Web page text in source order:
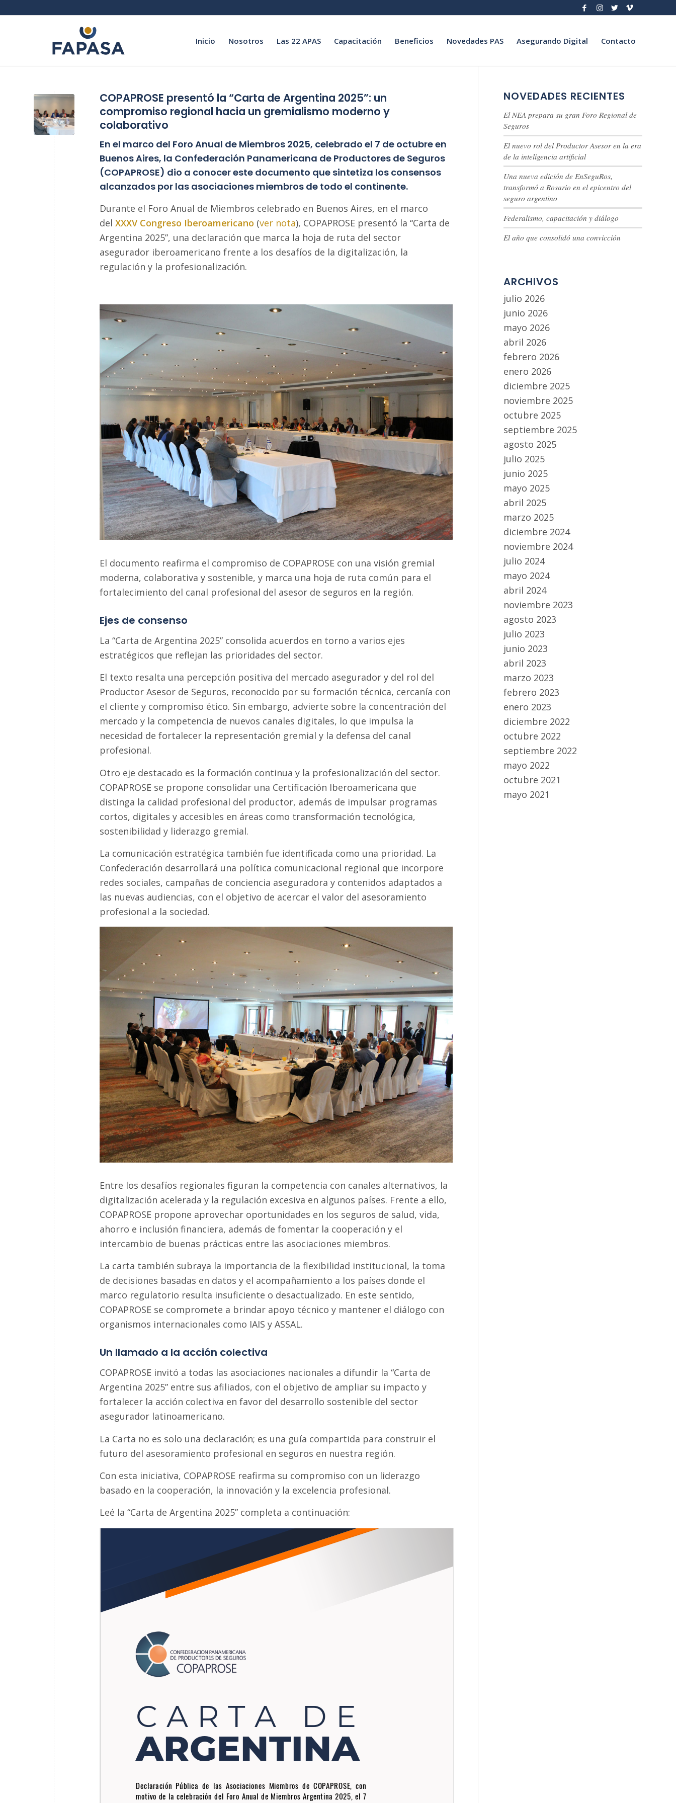
Inicio Nosotros Las 22 APAS Capacitación Beneficios Novedades PAS Asegurando Digital Contacto
COPAPROSE presentó la “Carta de Argentina 2025”: un
compromiso regional hacia un gremialismo moderno y
colaborativo
En el marco del Foro Anual de Miembros 2025, celebrado el 7 de octubre en
Buenos Aires, la Confederación Panamericana de Productores de Seguros
(COPAPROSE) dio a conocer este documento que sintetiza los consensos
alcanzados por las asociaciones miembros de todo el continente.
Durante el Foro Anual de Miembros celebrado en Buenos Aires, en el marco
del XXXV Congreso Iberoamericano (ver nota), COPAPROSE presentó la “Carta de
Argentina 2025”, una declaración que marca la hoja de ruta del sector
asegurador iberoamericano frente a los desafíos de la digitalización, la
regulación y la profesionalización.
El documento reafirma el compromiso de COPAPROSE con una visión gremial
moderna, colaborativa y sostenible, y marca una hoja de ruta común para el
fortalecimiento del canal profesional del asesor de seguros en la región.
Ejes de consenso
La “Carta de Argentina 2025” consolida acuerdos en torno a varios ejes
estratégicos que reflejan las prioridades del sector.
El texto resalta una percepción positiva del mercado asegurador y del rol del
Productor Asesor de Seguros, reconocido por su formación técnica, cercanía con
el cliente y compromiso ético. Sin embargo, advierte sobre la concentración del
mercado y la competencia de nuevos canales digitales, lo que impulsa la
necesidad de fortalecer la representación gremial y la defensa del canal
profesional.
Otro eje destacado es la formación continua y la profesionalización del sector.
COPAPROSE se propone consolidar una Certificación Iberoamericana que
distinga la calidad profesional del productor, además de impulsar programas
cortos, digitales y accesibles en áreas como transformación tecnológica,
sostenibilidad y liderazgo gremial.
La comunicación estratégica también fue identificada como una prioridad. La
Confederación desarrollará una política comunicacional regional que incorpore
redes sociales, campañas de conciencia aseguradora y contenidos adaptados a
las nuevas audiencias, con el objetivo de acercar el valor del asesoramiento
profesional a la sociedad.
Entre los desafíos regionales figuran la competencia con canales alternativos, la
digitalización acelerada y la regulación excesiva en algunos países. Frente a ello,
COPAPROSE propone aprovechar oportunidades en los seguros de salud, vida,
ahorro e inclusión financiera, además de fomentar la cooperación y el
intercambio de buenas prácticas entre las asociaciones miembros.
La carta también subraya la importancia de la flexibilidad institucional, la toma
de decisiones basadas en datos y el acompañamiento a los países donde el
marco regulatorio resulta insuficiente o desactualizado. En este sentido,
COPAPROSE se compromete a brindar apoyo técnico y mantener el diálogo con
organismos internacionales como IAIS y ASSAL.
Un llamado a la acción colectiva
COPAPROSE invitó a todas las asociaciones nacionales a difundir la “Carta de
Argentina 2025” entre sus afiliados, con el objetivo de ampliar su impacto y
fortalecer la acción colectiva en favor del desarrollo sostenible del sector
asegurador latinoamericano.
La Carta no es solo una declaración; es una guía compartida para construir el
futuro del asesoramiento profesional en seguros en nuestra región.
Con esta iniciativa, COPAPROSE reafirma su compromiso con un liderazgo
basado en la cooperación, la innovación y la excelencia profesional.
Leé la “Carta de Argentina 2025” completa a continuación:
NOVEDADES RECIENTES
El NEA prepara su gran Foro Regional de
Seguros
El nuevo rol del Productor Asesor en la era
de la inteligencia artificial
Una nueva edición de EnSeguRos,
transformó a Rosario en el epicentro del
seguro argentino
Federalismo, capacitación y diálogo
El año que consolidó una convicción
ARCHIVOS
julio 2026
junio 2026
mayo 2026
abril 2026
febrero 2026
enero 2026
diciembre 2025
noviembre 2025
octubre 2025
septiembre 2025
agosto 2025
julio 2025
junio 2025
mayo 2025
abril 2025
marzo 2025
diciembre 2024
noviembre 2024
julio 2024
mayo 2024
abril 2024
noviembre 2023
agosto 2023
julio 2023
junio 2023
abril 2023
marzo 2023
febrero 2023
enero 2023
diciembre 2022
octubre 2022
septiembre 2022
mayo 2022
octubre 2021
mayo 2021